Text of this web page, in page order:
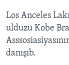
to
Search
VIDEOLAR
MEDIA
BAŞ MƏQALƏ
Los Anceles
ulduzu Kobe
danışıb.